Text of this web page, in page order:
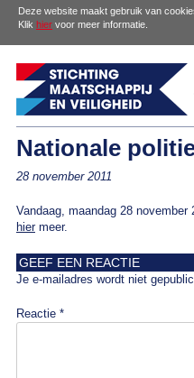
Deze website maakt gebruik van
Klik hier voor meer informatie.
Nationale
28 november 2011
Vandaag, maandag 28
hiermeer.
GEEF EEN REACTIE
Je e-mailadres wordt niet
Reactie *